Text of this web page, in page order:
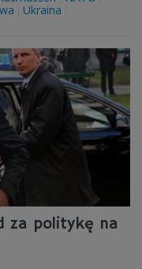
Ukraina
za politykę na